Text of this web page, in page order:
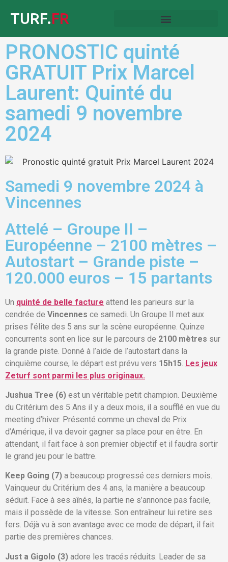
TURF.FR
PRONOSTIC quinté
GRATUIT Prix Marcel
Laurent: Quinté du
samedi 9 novembre
2024
Samedi 9 novembre 2024 à
Vincennes
Attelé – Groupe II –
Européenne – 2100 mètres –
Autostart – Grande piste –
120.000 euros – 15 partants
Un quinté de belle facture attend les parieurs sur la
cendrée de Vincennes ce samedi. Un Groupe II met aux
prises l’élite des 5 ans sur la scène européenne. Quinze
concurrents sont en lice sur le parcours de 2100 mètres sur
la grande piste. Donné à l’aide de l’autostart dans la
cinquième course, le départ est prévu vers 15h15 Les jeux
Zeturf sont parmi les plus originaux.
Jushua Tree (6) est un véritable petit champion. Deuxième
du Critérium des 5 Ans il y a deux mois, il a soufflé en vue du
meeting d’hiver. Présenté comme un cheval de Prix
d’Amérique, il va devoir gagner sa place pour en être. En
attendant, il fait face à son premier objectif et il faudra sortir
le grand jeu pour le battre.
Keep Going (7) a beaucoup progressé ces derniers mois.
Vainqueur du Critérium des 4 ans, la manière a beaucoup
séduit. Face à ses aînés, la partie ne s’annonce pas facile,
mais il possède de la vitesse. Son entraîneur lui retire ses
fers. Déjà vu à son avantage avec ce mode de départ, il fait
partie des premières chances.
Just a Gigolo (3) adore les tracés réduits. Leader de sa